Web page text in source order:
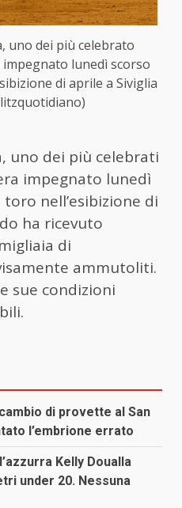
uno dei più celebrato
lunedì scorso
di aprile a Siviglia
uno dei più celebrati
impegnato lunedì
nell’esibizione di
ha ricevuto
di
ammutoliti.
sue condizioni
di provette al San
l’embrione errato
Kelly Doualla
under 20. Nessuna